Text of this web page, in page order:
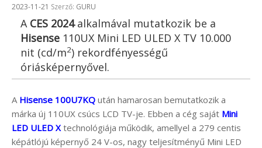
Beküldve:
2023-11-21 Szerző: GURU
A CES 2024alkalmával mutatkozik be a
Hisense 110UX Mini LED ULED X TV 10.000
nit (cd/m2) rekordfényességű
óriásképernyővel.
A Hisense 100U7KQ után hamarosan bemutatkozik a
márka új 110UX csúcs LCD TV-je. Ebben a cég saját Mini
LED ULED X technológiája működik, amellyel a 279 centis
képátlójú képernyő 24 V-os, nagy teljesítményű Mini LED